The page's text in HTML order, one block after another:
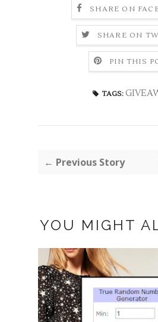
SHARE ON
SHARE ON
PIN THIS
TAGS:
← Previous Story
YOU MIGHT